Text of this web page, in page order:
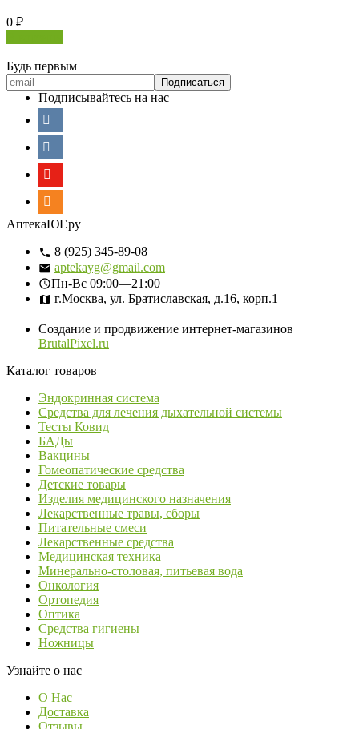
0 ₽
Будь первым
Подписывайтесь на нас
АптекаЮГ.ру
8 (925) 345-89-08
aptekayg@gmail.com
Пн-Вс 09:00—21:00
г.Москва, ул. Братиславская, д.16, корп.1
Создание и продвижение интернет-магазинов
BrutalPixel.ru
Каталог товаров
Эндокринная система
Средства для лечения дыхательной системы
Тесты Ковид
БАДы
Вакцины
Гомеопатические средства
Детские товары
Изделия медицинского назначения
Лекарственные травы, сборы
Питательные смеси
Лекарственные средства
Медицинская техника
Минерально-столовая, питьевая вода
Онкология
Ортопедия
Оптика
Средства гигиены
Ножницы
Узнайте о нас
О Нас
Доставка